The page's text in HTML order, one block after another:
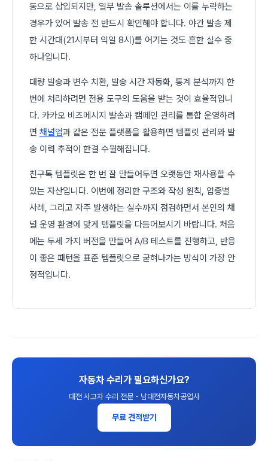
동으로 삽입되지만, 일부 발송 솔루션에서는 이를 누락하는
경우가 있어 발송 전 반드시 확인해야 합니다. 야간 발송 제
한 시간대(21시부터 익일 8시)를 어기는 것도 흔한 실수 중
하나입니다.
대량 발송과 변수 치환, 발송 시간 자동화, 통계 분석까지 한
번에 처리하려면 전용 도구의 도움을 받는 것이 효율적입니
다. 카카오 비즈메시지 발송과 캠페인 관리를 통합 운영하려
면 채널업과 같은 전문 플랫폼을 활용하면 템플릿 관리와 발
송 이력 추적이 한결 수월해집니다.
친구톡 템플릿은 한 번 잘 만들어두면 오랫동안 재사용할 수
있는 자산입니다. 이번에 정리한 구조와 작성 원칙, 업종별
사례, 그리고 자주 발생하는 실수까지 점검하면서 본인의 채
널 운영 환경에 맞게 템플릿을 다듬어보시기 바랍니다. 처음
에는 두세 가지 버전을 만들어 A/B 테스트를 진행하고, 반응
이 좋은 패턴을 표준 템플릿으로 굳혀나가는 방식이 가장 안
정적입니다.
자동차 수리가 필요하신가요?
대전 사고차 수리 전문 - 남대전자동차공업사
무료 견적받기